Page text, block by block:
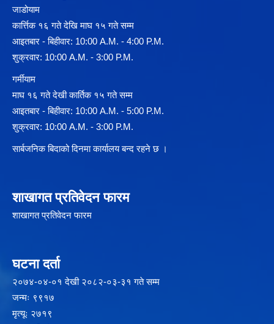
जाडोयाम
कार्त्तिक १६ गते देखि माघ १५ गते सम्म
आइतबार - बिहीवार: 10:00 A.M. - 4:00 P.M.
शुक्रवार: 10:00 A.M. - 3:00 P.M.
गर्मीयाम
माघ १६ गते देखी कार्तिक १५ गते सम्म
आइतबार - बिहीवार: 10:00 A.M. - 5:00 P.M.
शुक्रवार: 10:00 A.M. - 3:00 P.M.
सार्बजनिक बिदाको दिनमा कार्यालय बन्द रहने छ ।
शाखागत प्रतिवेदन फारम
शाखागत प्रतिवेदन फारम
घटना दर्ता
२‍०७४-०४-०१ देखी २०८२-०३-३१ गते सम्म
जन्मः ९९१७
मृत्यूः २७१९